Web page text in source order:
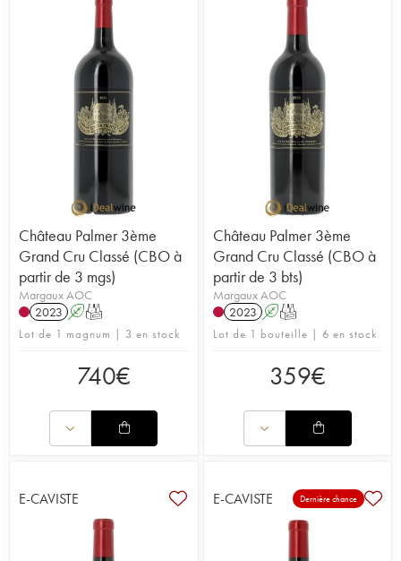
Château Palmer 3ème
Grand Cru Classé (CBO à
partir de 3 mgs)
Margaux AOC
2023 AT
Lot de 1 magnum | 3 en stock
740€
Château Palmer 3ème
Grand Cru Classé (CBO à
partir de 3 bts)
Margaux AOC
2023 AT
Lot de 1 bouteille | 6 en stock
359€
E-CAVISTE E-CAVISTE Dernière chance